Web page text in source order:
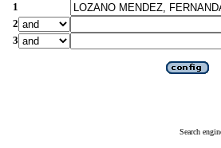
1
2
3
Search